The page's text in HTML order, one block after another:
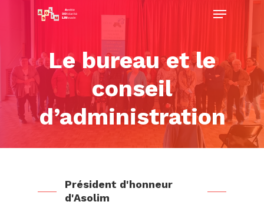
principal
Menu
Le bureau et le
conseil
d’administration
Président d'honneur
d'Asolim
le
menu